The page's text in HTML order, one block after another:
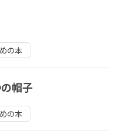
の本
帽子
の本